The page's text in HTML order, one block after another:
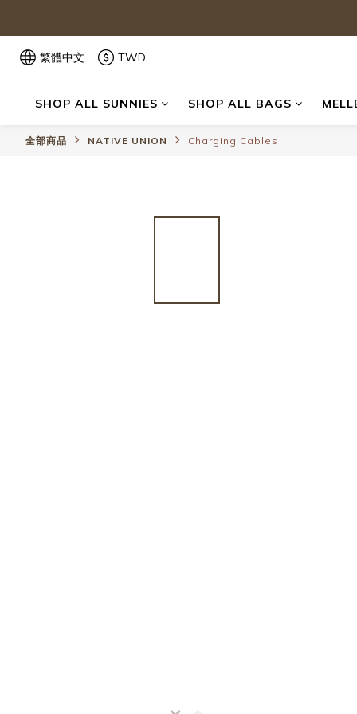
繁體中文 TWD
SHOP ALL SUNNIES SHOP ALL BAGS
全部商品 NATIVE UNION Charging Cables